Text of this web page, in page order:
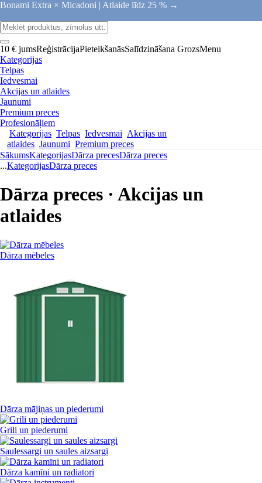
Bonami Extra × Micadoni | Atlaide līdz 25 % →
10 € jumsReģistrācijaPieteikšanāsSalīdzināšana GrozsMenu
Kategorijas
Telpas
Iedvesmai
Akcijas un atlaides
Jaunumi
Premium preces
Profesionāļiem
Kategorijas Telpas Iedvesmai Akcijas un
atlaides Jaunumi Premium preces
SākumsKategorijasDārza precesDārza preces
...KategorijasDārza preces
Dārza preces · Akcijas un
atlaides
Dārza mēbeles
Dārza mājiņas un piederumi
Grili un piederumi
Saulessargi un saules aizsargi
Dārza kamīni un radiatori